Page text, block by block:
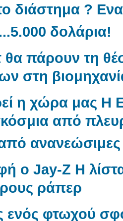
διάστημα ?
δολάρια!
πάρουν τη
στη
η χώρα μας Η
από
ο Jay-Z Η
ράπερ
ενός φτωχού